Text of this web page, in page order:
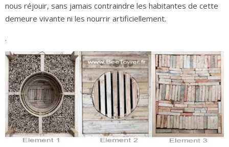
nous réjouir, sans jamais contraindre les habitantes de cette
demeure vivante ni les nourrir artificiellement.
.